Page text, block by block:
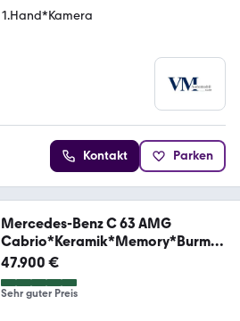
1.Hand*Kamera
Kontakt Parken
Mercedes-Benz C 63 AMG
Cabrio*Keramik*Memory*Burmes
ter*360
47.900 €
Sehr guter Preis